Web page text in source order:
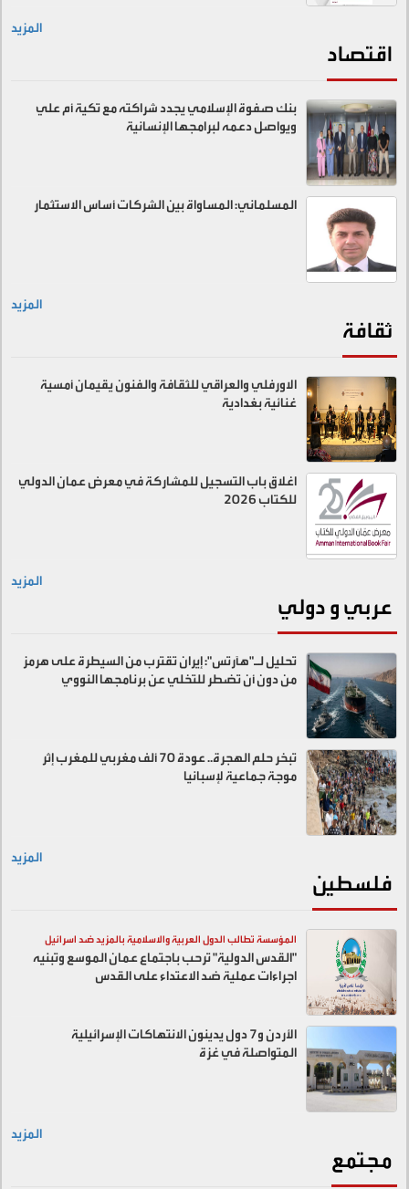
المزيد
اقتصاد
بنك صفوة الإسلامي يجدد شراكته مع تكية أم علي
ويواصل دعمه لبرامجها الإنسانية
المسلماني: المساواة بين الشركات أساس الاستثمار
المزيد
ثقافة
الاورفلي والعراقي للثقافة والفنون يقيمان أمسية
غنائية بغدادية
اغلاق باب التسجيل للمشاركة في معرض عمان الدولي
للكتاب 2026
المزيد
عربي و دولي
تحليل لـ"هآرتس": إيران تقترب من السيطرة على هرمز
من دون أن تضطر للتخلي عن برنامجها النووي
تبخر حلم الهجرة.. عودة 70 ألف مغربي للمغرب إثر
موجة جماعية لإسبانيا
المزيد
فلسطين
المؤسسة تطالب الدول العربية والاسلامية بالمزيد ضد اسرائيل
"القدس الدولية" ترحب باجتماع عمان الموسع وتبنيه
اجراءات عملية ضد الاعتداء على القدس
الأردن و7 دول يدينون الانتهاكات الإسرائيلية
المتواصلة في غزة
المزيد
مجتمع